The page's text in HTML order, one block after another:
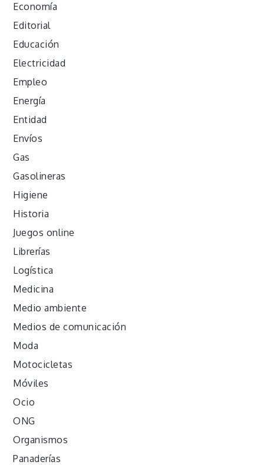
Economía
Editorial
Educación
Electricidad
Empleo
Energía
Entidad
Envíos
Gas
Gasolineras
Higiene
Historia
Juegos online
Librerías
Logística
Medicina
Medio ambiente
Medios de comunicación
Moda
Motocicletas
Móviles
Ocio
ONG
Organismos
Panaderías